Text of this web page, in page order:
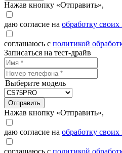
Нажав кнопку «Отправить»,
даю согласие на обработку
соглашаюсь с политикой
Записаться на тест-драйв
Выберите модель
Отправить
Нажав кнопку «Отправить»,
даю согласие на обработку